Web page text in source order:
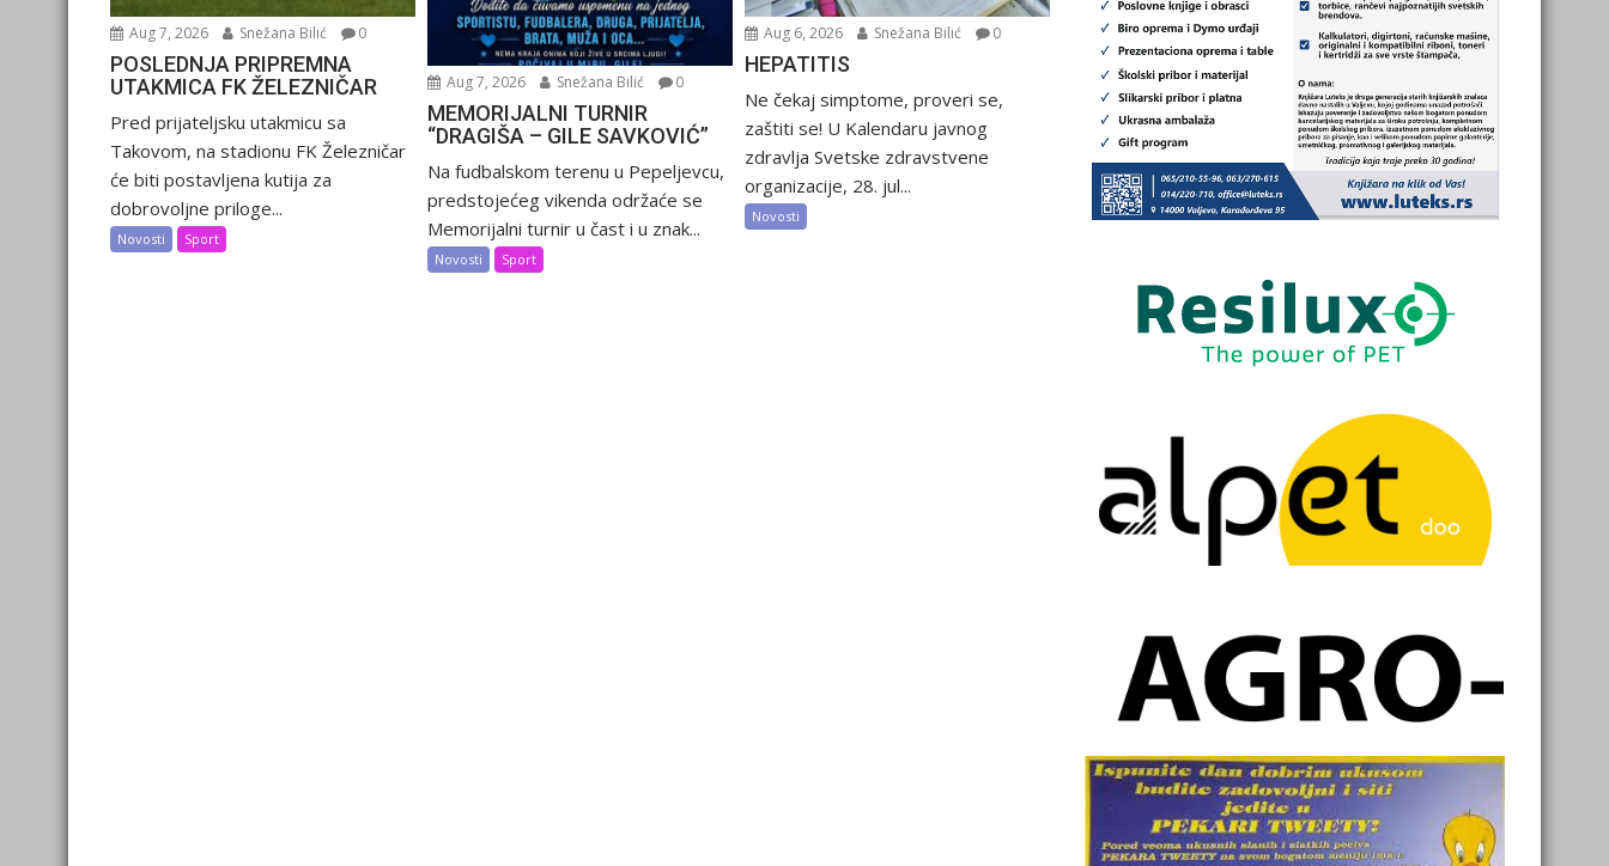
Aug 7, 2026 Snežana Bilić 0
POSLEDNJA PRIPREMNA
UTAKMICA FK ŽELEZNIČAR
Pred prijateljsku utakmicu sa
Takovom, na stadionu FK Železničar
će biti postavljena kutija za
dobrovoljne priloge...
Novosti Sport
Aug 7, 2026 Snežana Bilić 0
MEMORIJALNI TURNIR
“DRAGIŠA – GILE SAVKOVIĆ”
Na fudbalskom terenu u Pepeljevcu,
predstojećeg vikenda održaće se
Memorijalni turnir u čast i u znak...
Novosti Sport
Aug 6, 2026 Snežana Bilić 0
HEPATITIS
Ne čekaj simptome, proveri se,
zaštiti se! U Kalendaru javnog
zdravlja Svetske zdravstvene
organizacije, 28. jul...
Novosti